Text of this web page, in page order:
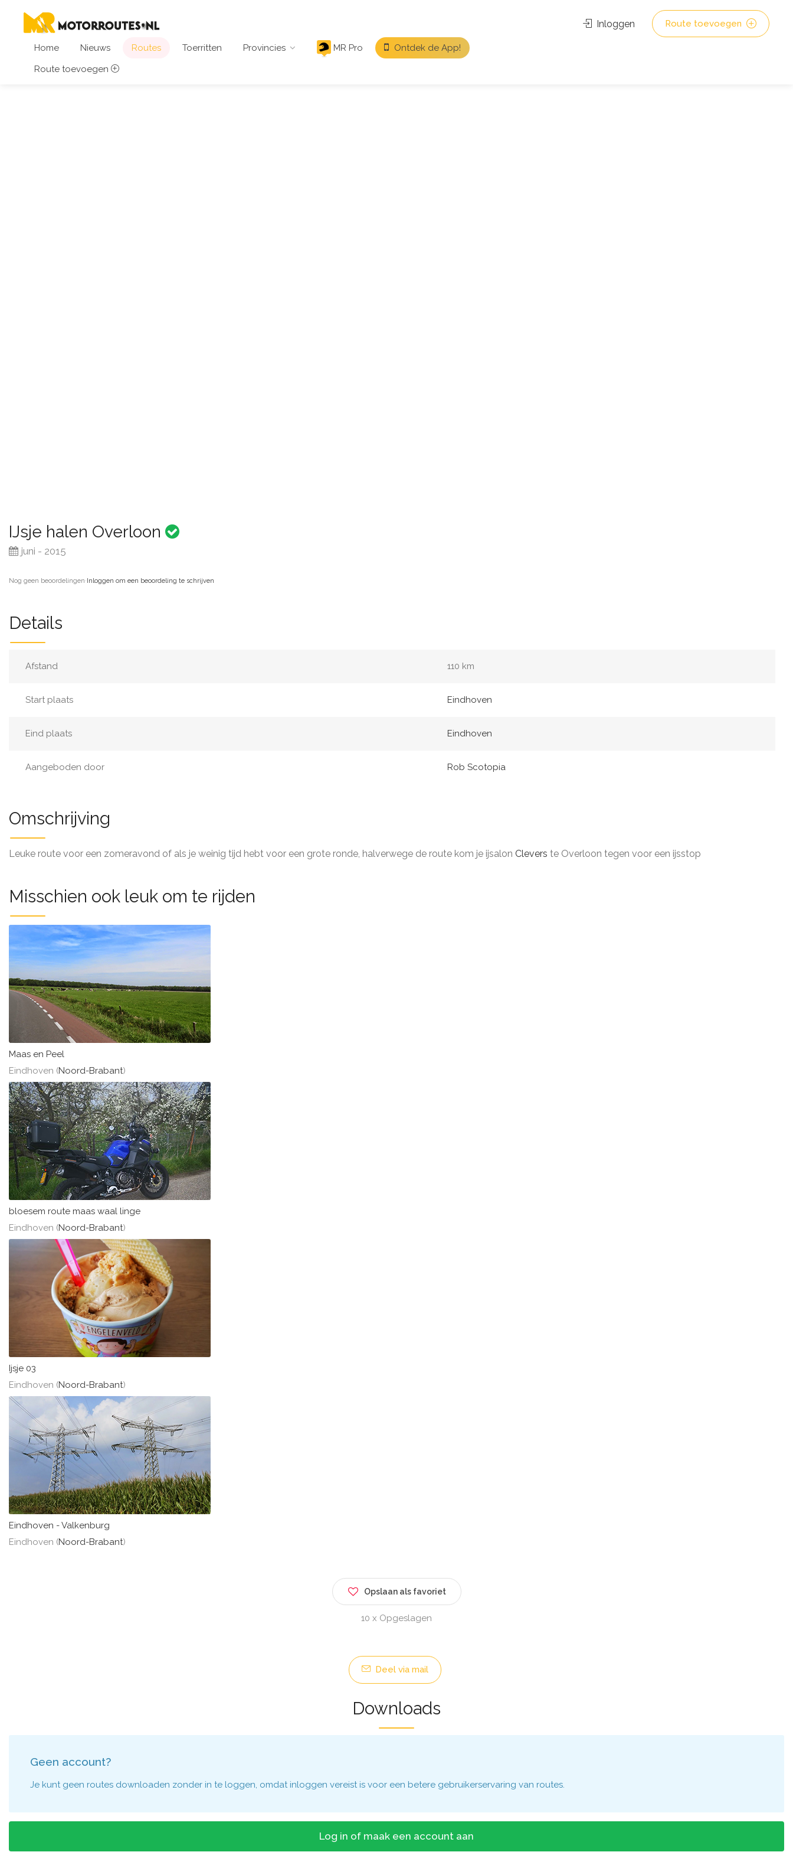
Home Nieuws Routes Toerritten Provincies MR Pro
Ontdek de App!
Route toevoegen
Inloggen Route toevoegen
IJsje halen Overloon
juni - 2015
Nog geen beoordelingen·Inloggen om een beoordeling te schrijven
Details
Afstand 110 km
Start plaats Eindhoven
Eind plaats Eindhoven
Aangeboden door Rob Scotopia
Omschrijving
Leuke route voor een zomeravond of als je weinig tijd hebt voor een grote ronde, halverwege de route kom je ijsalon Clevers te Overloon tegen voor een ijsstop
Misschien ook leuk om te rijden
Maas en Peel
Eindhoven (Noord-Brabant)
bloesem route maas waal linge
Eindhoven (Noord-Brabant)
Ijsje 03
Eindhoven (Noord-Brabant)
Eindhoven - Valkenburg
Eindhoven (Noord-Brabant)
Opslaan als favoriet
10 x Opgeslagen
Deel via mail
Downloads
Geen account?
Je kunt geen routes downloaden zonder in te loggen, omdat inloggen vereist is voor een betere gebruikerservaring van routes.
Log in of maak een account aan